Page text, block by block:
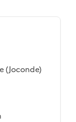
(Joconde)